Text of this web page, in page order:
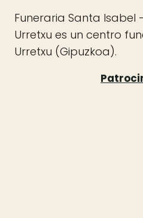
Funeraria Santa Isabel
Urretxu es un centro
Urretxu (Gipuzkoa).